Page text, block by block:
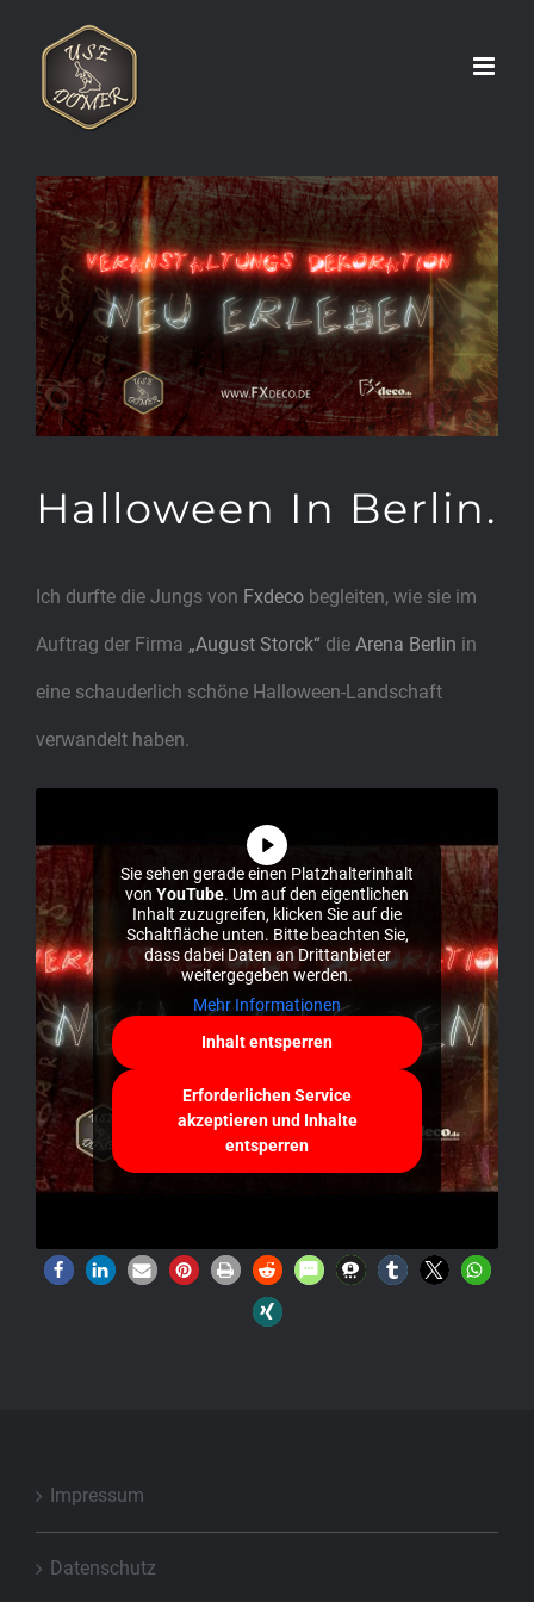
springen
Halloween In Berlin.
Ich durfte die Jungs von Fxdeco begleiten, wie sie im
Auftrag der Firma „August Storck“ die Arena Berlin in
eine schauderlich schöne Halloween-Landschaft
verwandelt haben.
Sie sehen gerade einen Platzhalterinhalt
von YouTube. Um auf den eigentlichen
Inhalt zuzugreifen, klicken Sie auf die
Schaltfläche unten. Bitte beachten Sie,
dass dabei Daten an Drittanbieter
weitergegeben werden.
Mehr Informationen
Inhalt entsperren
Erforderlichen Service
akzeptieren und Inhalte
entsperren
Impressum
Datenschutz